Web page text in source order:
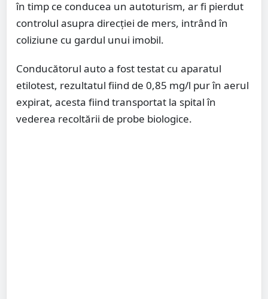
în timp ce conducea un autoturism, ar fi pierdut
controlul asupra direcției de mers, intrând în
coliziune cu gardul unui imobil.
Conducătorul auto a fost testat cu aparatul
etilotest, rezultatul fiind de 0,85 mg/l pur în aerul
expirat, acesta fiind transportat la spital în
vederea recoltării de probe biologice.